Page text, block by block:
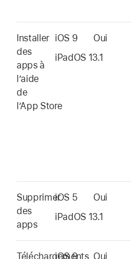
Installer
des
apps à
l’aide
de
l’App Store
iOS 9
iPadOS 13.1
Oui
Supprimer
des
apps
iOS 5
iPadOS 13.1
Oui
Téléchargements
iOS 9 Oui